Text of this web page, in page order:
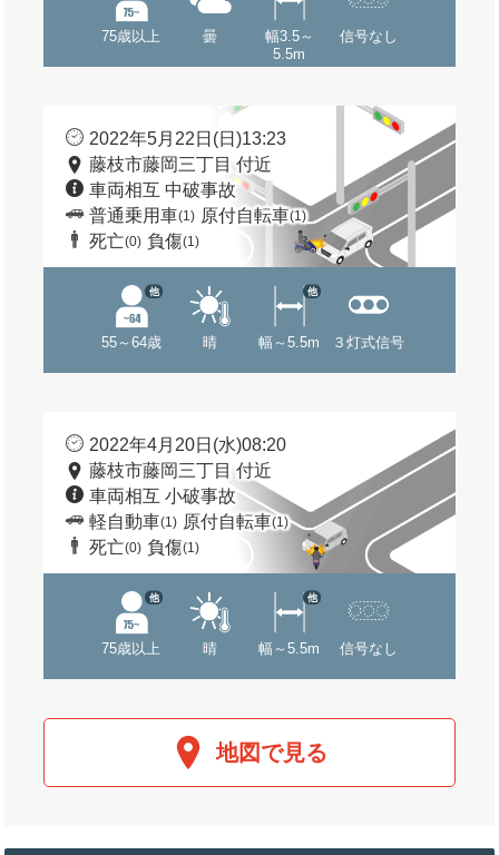
75歳以上 曇
幅3.5～
5.5m
信号なし
2022年5月22日(日)13:23
藤枝市藤岡三丁目 付近
車両相互 中破事故
普通乗用車(1) 原付自転車(1)
死亡(0) 負傷(1)
55～64歳
他
晴 幅～5.5m
他
３灯式信号
2022年4月20日(水)08:20
藤枝市藤岡三丁目 付近
車両相互 小破事故
軽自動車(1) 原付自転車(1)
死亡(0) 負傷(1)
75歳以上
他
晴 幅～5.5m
他
信号なし
地図で見る